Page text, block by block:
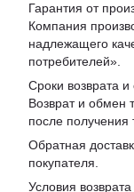
Гарантия от
Компания
надлежащего
потребителей».
Сроки возврата
Возврат и обмен
после получения
Обратная
покупателя.
Условия